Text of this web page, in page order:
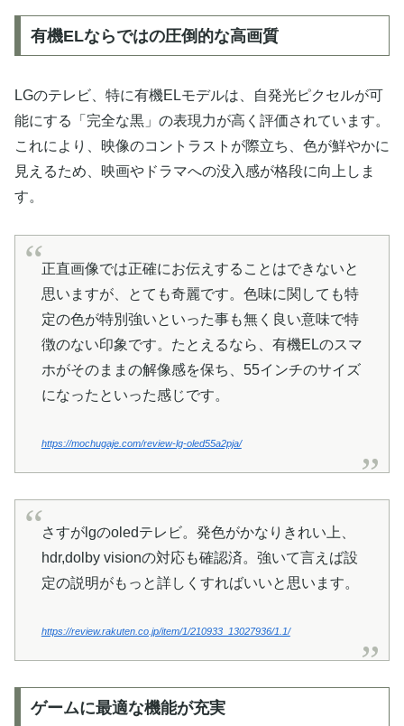
有機ELならではの圧倒的な高画質
LGのテレビ、特に有機ELモデルは、自発光ピクセルが可
能にする「完全な黒」の表現力が高く評価されています。
これにより、映像のコントラストが際立ち、色が鮮やかに
見えるため、映画やドラマへの没入感が格段に向上しま
す。
正直画像では正確にお伝えすることはできないと
思いますが、とても奇麗です。色味に関しても特
定の色が特別強いといった事も無く良い意味で特
徴のない印象です。たとえるなら、有機ELのスマ
ホがそのままの解像感を保ち、55インチのサイズ
になったといった感じです。
https://mochugaje.com/review-lg-oled55a2pja/
さすがlgのoledテレビ。発色がかなりきれい上、
hdr,dolby visionの対応も確認済。強いて言えば設
定の説明がもっと詳しくすればいいと思います。
https://review.rakuten.co.jp/item/1/210933_13027936/1.1/
ゲームに最適な機能が充実